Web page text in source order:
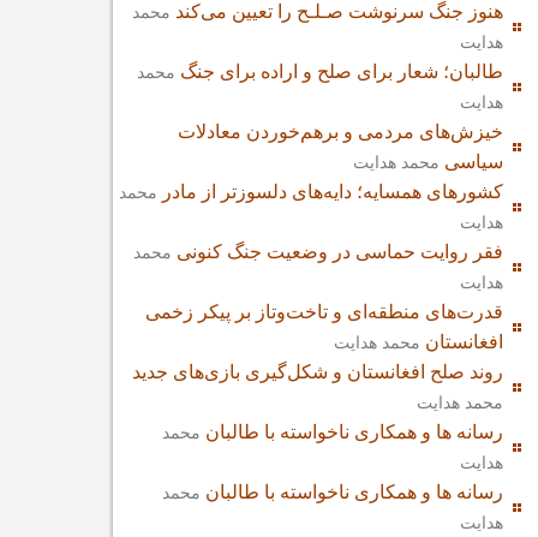
هنوز جنگ سرنوشت صـلـح را تعیین می‌کند محمد
هدایت
طالبان؛ شعار برای صلح و اراده برای جنگ محمد
هدایت
خیزش‌های مردمی و برهم‌خوردن معادلات
سیاسی محمد هدایت
کشورهای همسایه؛ دایه‌های دلسوزتر از مادر
محمد
هدایت
فقر روایت حماسی در وضعیت جنگ کنونی محمد
هدایت
قدرت‌های منطقه‌ای و تاخت‌وتاز بر پیکر زخمی
افغانستان محمد هدایت
روند صلح افغانستان و شکل‌گیری بازی‌های جدید
محمد هدایت
رسانه ها و همکاری ناخواسته با طالبان محمد
هدایت
رسانه ها و همکاری ناخواسته با طالبان محمد
هدایت